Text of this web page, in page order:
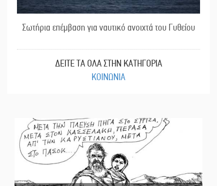
Σωτήρια επέμβαση για ναυτικό ανοιχτά του Γυθείου
ΔΕΙΤΕ ΤΑ ΟΛΑ ΣΤΗΝ ΚΑΤΗΓΟΡΙΑ
ΚΟΙΝΩΝΙΑ